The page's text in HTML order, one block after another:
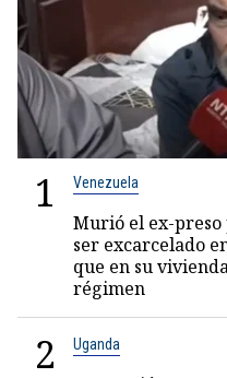
1 Venezuela
Murió el ex-preso
ser excarcelado
que en su
régimen
2 Uganda